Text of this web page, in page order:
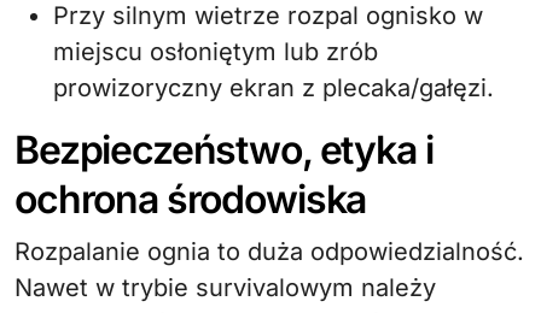
Przy silnym wietrze rozpal ognisko w
miejscu osłoniętym lub zrób
prowizoryczny ekran z plecaka/gałęzi.
Bezpieczeństwo, etyka i
ochrona środowiska
Rozpalanie ognia to duża odpowiedzialność.
Nawet w trybie survivalowym należy